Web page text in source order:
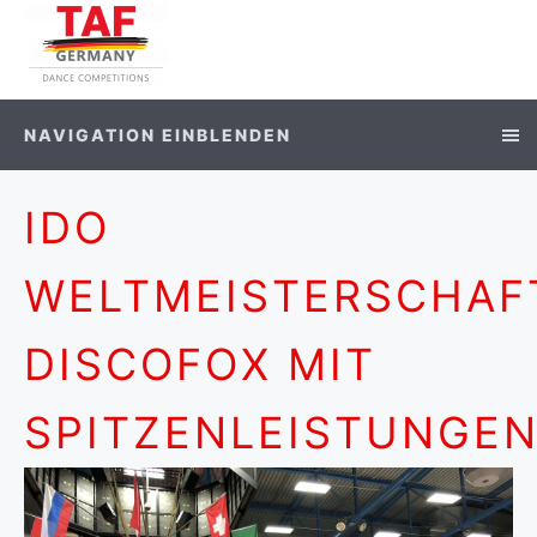
NAVIGATION EINBLENDEN
IDO
DISCOFOX MIT